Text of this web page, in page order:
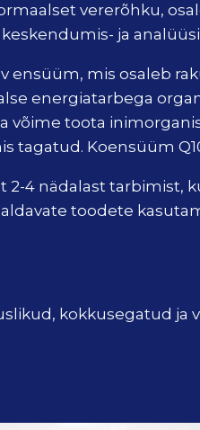
vererõhku,
ja
ensüüm, mis osaleb
energiatarbega
toota
tagatud. Koensüüm
4 nädalast tarbimist,
toodete
kokkusegatud ja